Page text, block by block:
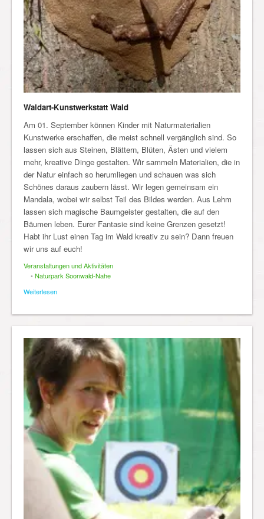
Waldart-Kunstwerkstatt Wald
Am 01. September können Kinder mit Naturmaterialien
Kunstwerke erschaffen, die meist schnell vergänglich sind. So
lassen sich aus Steinen, Blättern, Blüten, Ästen und vielem
mehr, kreative Dinge gestalten. Wir sammeln Materialien, die in
der Natur einfach so herumliegen und schauen was sich
Schönes daraus zaubern lässt. Wir legen gemeinsam ein
Mandala, wobei wir selbst Teil des Bildes werden. Aus Lehm
lassen sich magische Baumgeister gestalten, die auf den
Bäumen leben. Eurer Fantasie sind keine Grenzen gesetzt!
Habt ihr Lust einen Tag im Wald kreativ zu sein? Dann freuen
wir uns auf euch!
Veranstaltungen und Aktivitäten
• Naturpark Soonwald-Nahe
Weiterlesen